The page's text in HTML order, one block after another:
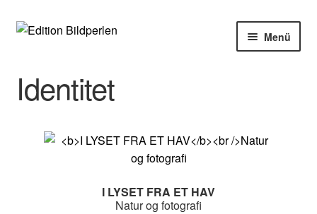
Zur
Zum
Menü
Autoren
Identitet
I LYSET FRA ET HAV
Natur og fotografi